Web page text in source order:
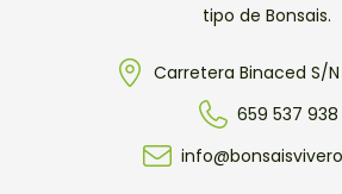
tipo de Bonsais.
Carretera Binaced S/
659 537 938